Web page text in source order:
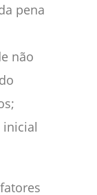
pena
não
inicial